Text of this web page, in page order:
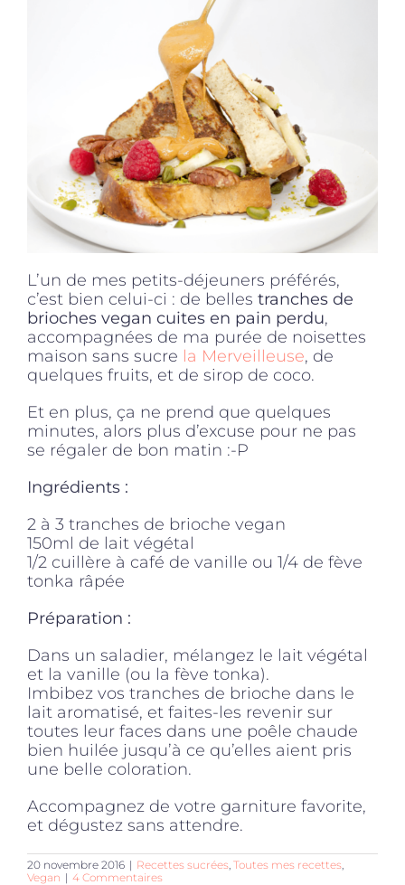
Click and collect
Traiteur
Cours
Accessoires
Offres
L’un de mes petits-déjeuners préférés,
c’est bien celui-ci : de belles tranches de
brioches vegan cuites en pain perdu,
accompagnées de ma purée de noisettes
maison sans sucre la Merveilleuse, de
quelques fruits, et de sirop de coco.
Et en plus, ça ne prend que quelques
minutes, alors plus d’excuse pour ne pas
se régaler de bon matin :-P
Ingrédients :
2 à 3 tranches de brioche vegan
150ml de lait végétal
1/2 cuillère à café de vanille ou 1/4 de fève
tonka râpée
Préparation :
Dans un saladier, mélangez le lait végétal
et la vanille (ou la fève tonka).
Imbibez vos tranches de brioche dans le
lait aromatisé, et faites-les revenir sur
toutes leur faces dans une poêle chaude
bien huilée jusqu’à ce qu’elles aient pris
une belle coloration.
Accompagnez de votre garniture favorite,
et dégustez sans attendre.
20 novembre 2016 | Recettes sucrées Toutes mes recettes
Vegan | 4 Commentaires